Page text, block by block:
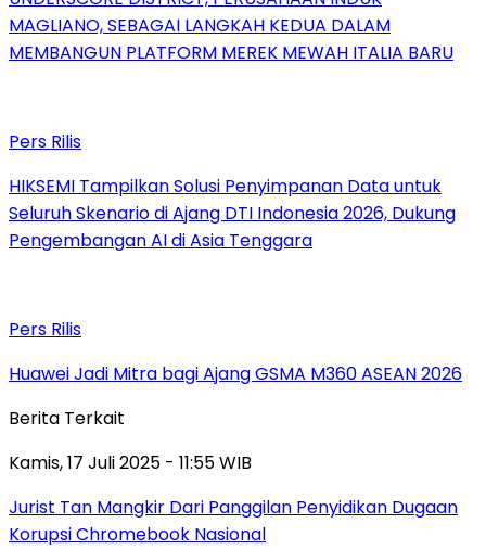
MAGLIANO, SEBAGAI LANGKAH KEDUA DALAM
MEMBANGUN PLATFORM MEREK MEWAH ITALIA BARU
Pers Rilis
HIKSEMI Tampilkan Solusi Penyimpanan Data untuk
Seluruh Skenario di Ajang DTI Indonesia 2026, Dukung
Pengembangan AI di Asia Tenggara
Pers Rilis
Huawei Jadi Mitra bagi Ajang GSMA M360 ASEAN 2026
Berita Terkait
Kamis, 17 Juli 2025 - 11:55 WIB
Jurist Tan Mangkir Dari Panggilan Penyidikan Dugaan
Korupsi Chromebook Nasional